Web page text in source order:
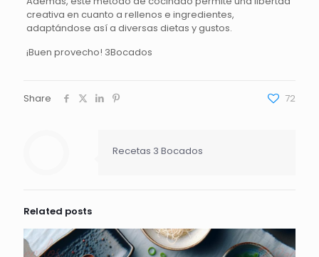
creativa en cuanto a rellenos e ingredientes,
adaptándose así a diversas dietas y gustos.
¡Buen provecho! 3Bocados
Share 72
Recetas 3 Bocados
Related posts